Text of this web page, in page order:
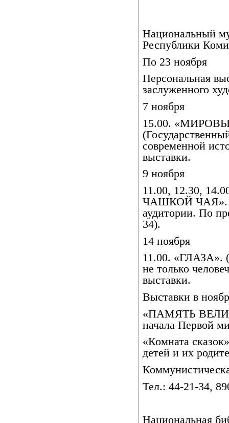
Национальный
Республики Коми
По 23 ноября
Персональная
заслуженного
7 ноября
15.00.
современной
выставки.
9 ноября
11.00, 12.30,
ЧАШКОЙ ЧАЯ».
аудитории. По
34).
14 ноября
11.00. «ГЛАЗА».
не только
выставки.
Выставки в
«ПАМЯТЬ
начала Первой
«Комната
детей и их
Тел.: 44-21-34,
Национальная